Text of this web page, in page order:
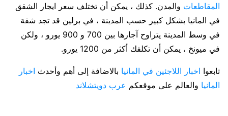
المقاطعات والمدن. كذلك ، يمكن أن تختلف سعر ايجار الشقق
في المانيا بشكل كبير حسب المدينة ، في برلين قد تجد شقة
في وسط المدينة يتراوح آجارها بين 700 و 900 يورو ، ولكن
في ميونخ ، يمكن أن تكلفك أكثر من 1200 يورو.
تابعوا اخبار اللاجئين في المانيا بالاضافة إلى أهم وأحدث اخبار
المانيا والعالم على موقعكم عرب دويتشلاند